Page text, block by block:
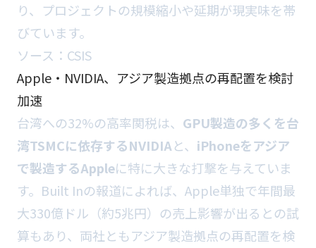
り、プロジェクトの規模縮小や延期が現実味を帯
びています。
ソース： CSIS
Apple・NVIDIA、アジア製造拠点の再配置を検討
加速
台湾への32%の高率関税は、 GPU製造の多くを台
湾TSMCに依存するNVIDIAと、 iPhoneをアジア
で製造するAppleに特に大きな打撃を与えていま
す。Built Inの報道によれば、Apple単独で年間最
大330億ドル（約5兆円）の売上影響が出るとの試
算もあり、両社ともアジア製造拠点の再配置を検